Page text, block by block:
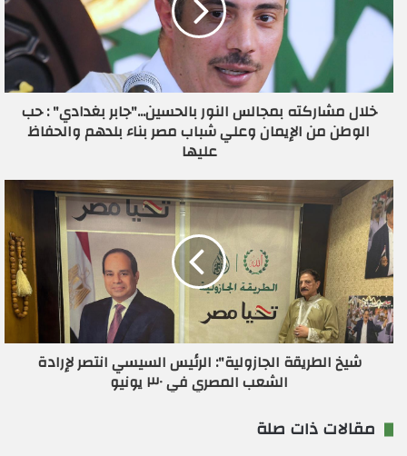
وخلال مشاركته بمجالس النور بالحسين..."جابر بغدادي" : حب
الوطن من الإيمان وعلي شباب مصر بناء بلدهم والحفاظ
عليها
شيخ الطريقة الجازولية": الرئيس السيسي انتصر لإرادة
الشعب المصري في ٣٠ يونيو
مقالات ذات صلة